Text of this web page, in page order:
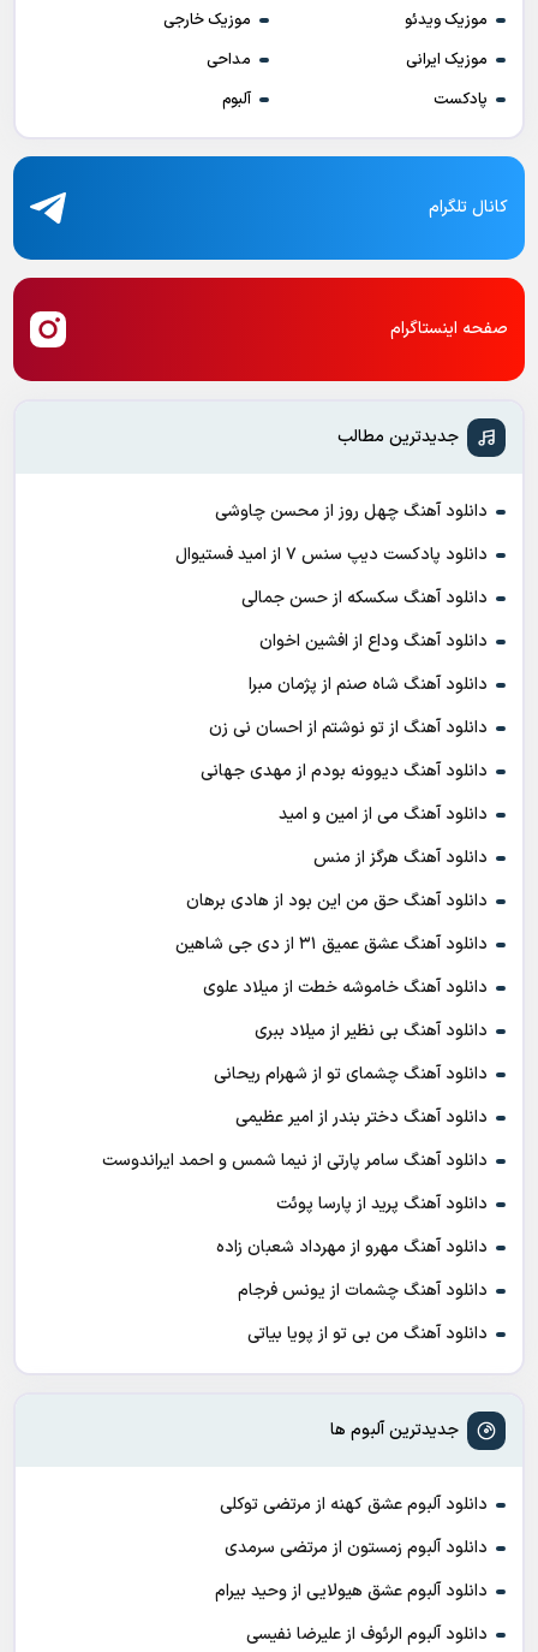
موزیک ویدئو
موزیک خارجی
موزیک ایرانی
مداحی
پادکست
آلبوم
کانال تلگرام
صفحه اینستاگرام
جدیدترین مطالب
دانلود آهنگ چهل روز از محسن چاوشی
دانلود پادکست ديپ سنس ۷ از اميد فستيوال
دانلود آهنگ سکسکه از حسن جمالی
دانلود آهنگ وداع از افشين اخوان
دانلود آهنگ شاه صنم از پژمان مبرا
دانلود آهنگ از تو نوشتم از احسان نی زن
دانلود آهنگ دیوونه بودم از مهدی جهانی
دانلود آهنگ می از امین و امید
دانلود آهنگ هرگز از منس
دانلود آهنگ حق من این بود از هادی برهان
دانلود آهنگ عشق عمیق ۳۱ از دی جی شاهین
دانلود آهنگ خاموشه خطت از میلاد علوی
دانلود آهنگ بی نظیر از میلاد ببری
دانلود آهنگ چشمای تو از شهرام ریحانی
دانلود آهنگ دختر بندر از امیر عظیمی
دانلود آهنگ سامر پارتی از نیما شمس و احمد ایراندوست
دانلود آهنگ پرید از پارسا پوئت
دانلود آهنگ مهرو از مهرداد شعبان زاده
دانلود آهنگ چشمات از یونس فرجام
دانلود آهنگ من بی تو از پویا بیاتی
جدیدترین آلبوم ها
دانلود آلبوم عشق کهنه از مرتضی توکلی
دانلود آلبوم زمستون از مرتضی سرمدی
دانلود آلبوم عشق هیولایی از وحید بیرام
دانلود آلبوم الرئوف از علیرضا نفیسی